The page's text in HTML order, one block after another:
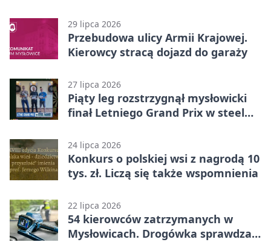
29 lipca 2026
Przebudowa ulicy Armii Krajowej.
Kierowcy stracą dojazd do garaży
27 lipca 2026
Piąty leg rozstrzygnął mysłowicki
finał Letniego Grand Prix w steel
24 lipca 2026
Konkurs o polskiej wsi z nagrodą 10
tys. zł. Liczą się także wspomnienia
22 lipca 2026
54 kierowców zatrzymanych w
Mysłowicach. Drogówka sprawdzała